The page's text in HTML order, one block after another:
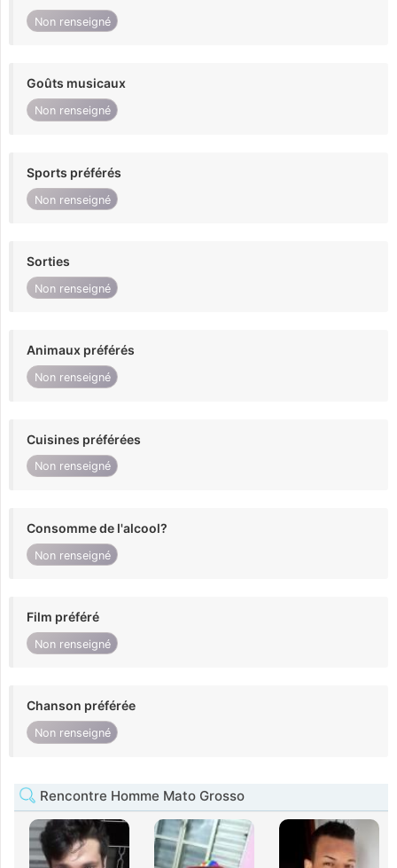
Non renseigné
Goûts musicaux
Non renseigné
Sports préférés
Non renseigné
Sorties
Non renseigné
Animaux préférés
Non renseigné
Cuisines préférées
Non renseigné
Consomme de l'alcool?
Non renseigné
Film préféré
Non renseigné
Chanson préférée
Non renseigné
Rencontre Homme Mato Grosso